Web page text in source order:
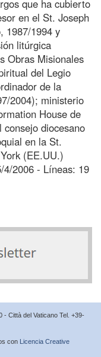
que ha cubierto
en el St. Joseph
1987/1994 y
litúrgica
Obras Misionales
del Legio
de la
2004); ministerio
House de
diocesano
en la St.
(EE.UU.)
4/2006 - Líneas: 19
- Città del Vaticano Tel. +39-
con Licencia Creative